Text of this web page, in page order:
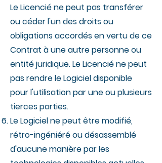
Le Licencié ne peut pas transférer
ou céder l'un des droits ou
obligations accordés en vertu de ce
Contrat à une autre personne ou
entité juridique. Le Licencié ne peut
pas rendre le Logiciel disponible
pour l'utilisation par une ou plusieurs
tierces parties.
Le Logiciel ne peut être modifié,
rétro-ingéniéré ou désassemblé
d'aucune manière par les